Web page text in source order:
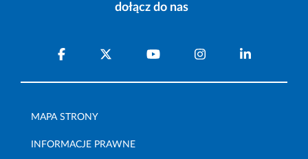
dołącz do nas
MAPA STRONY
INFORMACJE PRAWNE